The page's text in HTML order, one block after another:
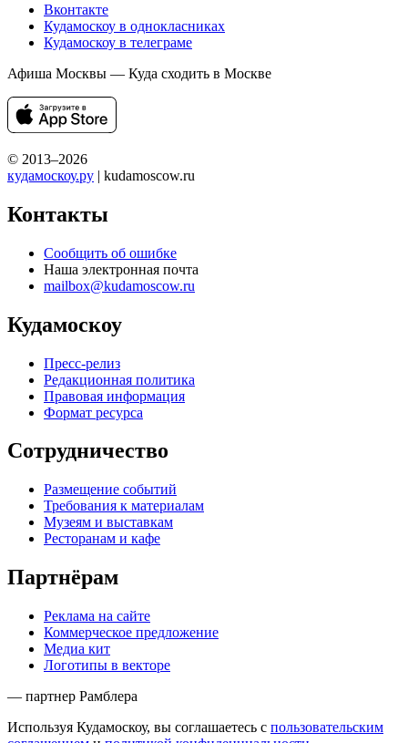
Вконтакте
Кудамоскоу в однокласниках
Кудамоскоу в телеграме
Афиша Москвы — Куда сходить в Москве
© 2013–2026
кудамоскоу.ру | kudamoscow.ru
Контакты
Сообщить об ошибке
Наша электронная почта
mailbox@kudamoscow.ru
Кудамоскоу
Пресс-релиз
Редакционная политика
Правовая информация
Формат ресурса
Сотрудничество
Размещение событий
Требования к материалам
Музеям и выставкам
Ресторанам и кафе
Партнёрам
Реклама на сайте
Коммерческое предложение
Медиа кит
Логотипы в векторе
— партнер Рамблера
Используя Кудамоскоу, вы соглашаетесь с пользовательским